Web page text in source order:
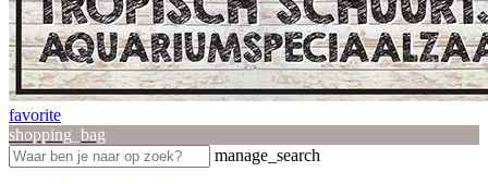
favorite
shopping_bag
manage_search